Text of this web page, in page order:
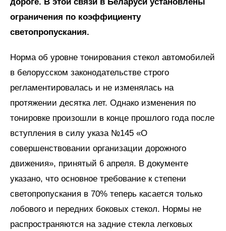
ограничения по коэффициенту
светопропускания.
Норма об уровне тонирования стекол автомобилей
в белорусском законодательстве строго
регламентировалась и не изменялась на
протяжении десятка лет. Однако изменения по
тонировке произошли в конце прошлого года после
вступления в силу указа №145 «О
совершенствовании организации дорожного
движения», принятый 6 апреля. В документе
указано, что основное требование к степени
светопропускания в 70% теперь касается только
лобового и передних боковых стекол. Нормы не
распространяются на задние стекла легковых